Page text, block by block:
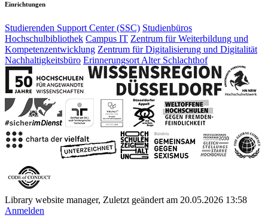
Einrichtungen
Studierenden Support Center (SSC) Studienbüros
Hochschulbibliothek Campus IT Zentrum für Weiterbildung und
Kompetenzentwicklung Zentrum für Digitalisierung und Digitalität
Nachhaltigkeitsbüro Erinnerungsort Alter Schlachthof
Library website manager, Zuletzt geändert am 20.05.2026 13:58
Anmelden